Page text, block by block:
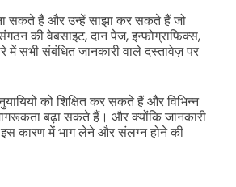
सकते हैं और उन्हें साझा कर सकते हैं जो
की वेबसाइट, दान पेज, इन्फोग्राफिक्स,
में सभी संबंधित जानकारी वाले दस्तावेज़ पर
को शिक्षित कर सकते हैं और विभिन्न
बढ़ा सकते हैं। और क्योंकि जानकारी
कारण में भाग लेने और संलग्न होने की